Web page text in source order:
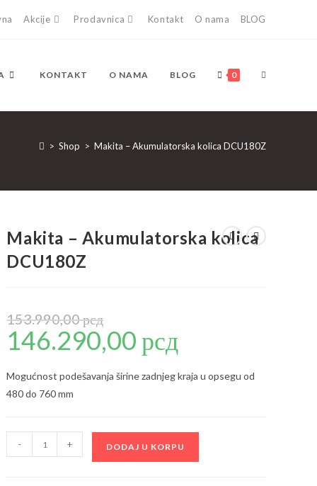
Akcije Prodavnica Kontakt O nama BLOG
KONTAKT O NAMA BLOG 0 TOGGLE
WEBSITE
> Shop > Makita – Akumulatorska kolica DCU180Z
Makita – Akumulatorska kolica
DCU180Z
153.990,00рсд
Originalna
cena
je
153.990,00 рсд.
146.290,00рсдje:
Mogućnost podešavanja širine zadnjeg kraja u opsegu od
480 do 760 mm
-
- + DODAJ U KORPU